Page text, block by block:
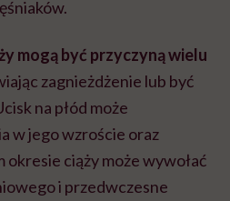
mogą być przyczyną wielu
zagnieżdżenie lub być
na płód może
w jego wzroście oraz
ciąży może wywołać
i przedwczesne